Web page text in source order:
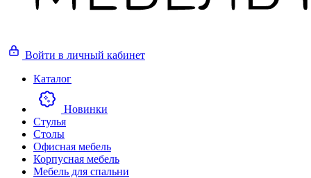
Войти в личный кабинет
Каталог
Новинки
Стулья
Столы
Офисная мебель
Корпусная мебель
Мебель для спальни